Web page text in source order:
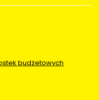
budżetowych